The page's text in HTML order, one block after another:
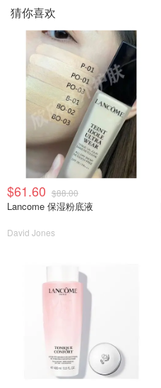
猜你喜欢
$61.60 $88.00
Lancome 保湿粉底液
David Jones